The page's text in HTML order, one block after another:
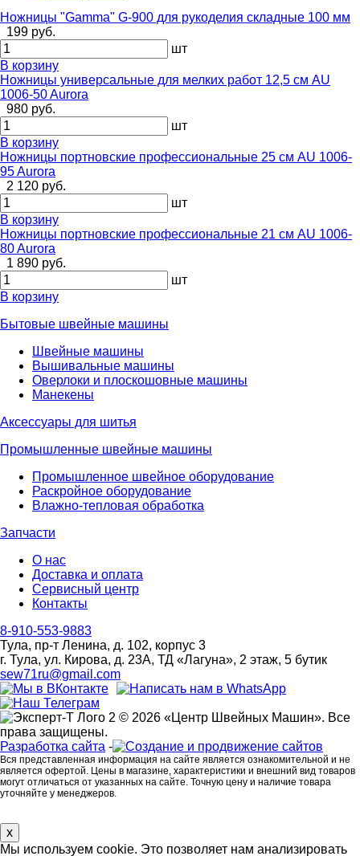
Ножницы "Gamma" G-900 для рукоделия складные 100 мм
199 руб.
шт
В корзину
Ножницы универсальные для мелких работ 12,5 см AU
1006-50 Aurora
980 руб.
шт
В корзину
Ножницы портновские профессиональные 25 см AU 1006-
95 Aurora
2 120 руб.
шт
В корзину
Ножницы портновские профессиональные 21 см AU 1006-
80 Aurora
1 890 руб.
шт
В корзину
Бытовые швейные машины
Швейные машины
Вышивальные машины
Оверлоки и плоскошовные машины
Манекены
Аксессуары для шитья
Промышленные швейные машины
Промышленное швейное оборудование
Раскройное оборудование
Влажно-тепловая обработка
Запчасти
О нас
Доставка и оплата
Сервисный центр
Контакты
8-910-553-9883
Тула, пр-т Ленина, д. 102, корпус 3
г. Тула, ул. Кирова, д. 23А, ТД «Лагуна», 2 этаж, 5 бутик
sew71ru@gmail.com
© 2026 «Центр Швейных Машин». Все
права защищены.
Разработка сайта -
Вся представленная информация на сайте является ознакомительной и не
является офертой. Цены в магазине, характеристики и внешний вид товаров
могут отличаться от указанных на сайте. Точную цену и наличие товара
уточняйте у менеджеров.
x
Мы используем cookie. Это позволяет нам анализировать